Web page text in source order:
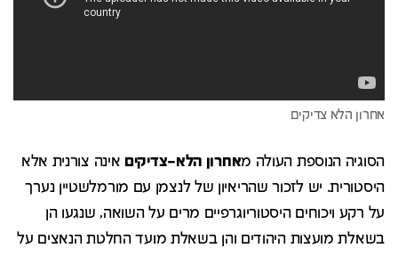
אחרון הלא צדיקים
הסוגיה הנוספת העולה מאחרון הלא–צדיקים אינה צורנית אלא
היסטורית. יש לזכור שהריאיון של לנצמן עם מורמלשטיין נערך
על רקע ויכוחים היסטוריוגרפיים מרים על השואה, שנגעו הן
בשאלת מועצות היהודים והן בשאלת מועד החלטת הנאצים על